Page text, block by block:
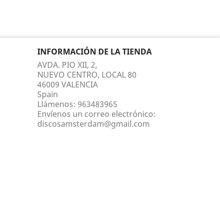
INFORMACIÓN DE LA TIENDA
AVDA. PIO XII, 2,
NUEVO CENTRO, LOCAL 80
46009 VALENCIA
Spain
Llámenos: 963483965
Envíenos un correo electrónico:
discosamsterdam@gmail.com